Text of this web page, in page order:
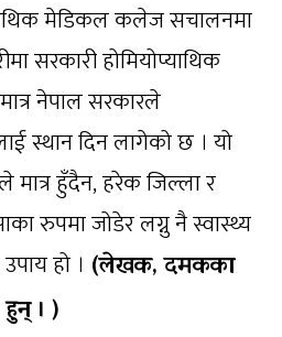
मेडिकल कलेज सचालनमा
सरकारी होमियोप्याथिक
नेपाल सरकारले
स्थान दिन लागेको छ । यो
मात्र हुँदैन, हरेक जिल्ला र
रुपमा जोडेर लग्नु नै स्वास्थ्य
हो । (लेखक, दमकका
। )